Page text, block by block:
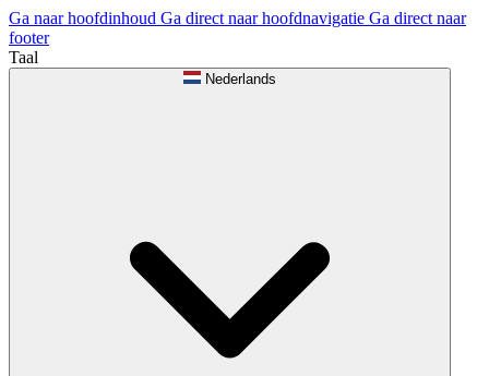
Ga naar hoofdinhoud Ga direct naar hoofdnavigatie Ga direct naar
footer
Taal
Nederlands